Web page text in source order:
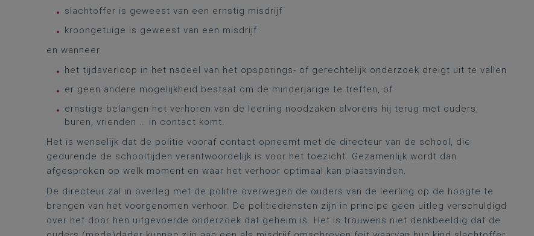
slachtoffer is geweest van een ernstig misdrijf
kroongetuige is geweest van een misdrijf.
en wanneer
het tijdsverloop in het nadeel van het opsporings- of gerechtelijk onderzoek dreigt uit te vallen
er geen andere mogelijkheid bestaat om de minderjarige te treffen, of
ernstige belangen het verhoren van de leerling noodzaken alvorens hij terug met ouders,
buren, vrienden … in contact komt.
Het is wenselijk dat de politie vooraf contact opneemt met de directeur van de school, die
gedurende de schooltijden verantwoordelijk is voor het toezicht. Gezamenlijk wordt dan
afgesproken op welk moment en waar het verhoor optimaal kan plaatsvinden.
De directeur zal in overleg met de politie overwegen de ouders van de leerling op de hoogte te
brengen van het voorgenomen verhoor. De politiediensten zijn in principe geen uitleg verschuldigd
over het door hen uitgevoerde onderzoek dat geheim is. Het is trouwens niet denkbeeldig dat de